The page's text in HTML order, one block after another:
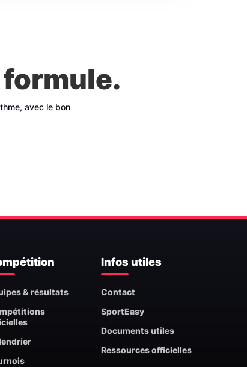
formule.
avec le bon
& résultats
Infos utiles
Contact
SportEasy
Documents utiles
Ressources officielles